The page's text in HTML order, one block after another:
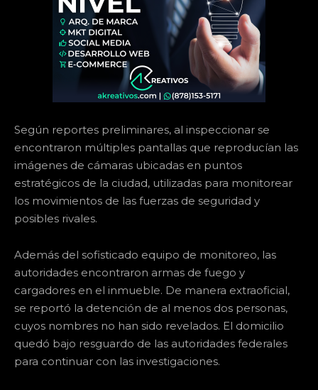
Según reportes preliminares, al inspeccionar se
encontraron múltiples pantallas que reproducían las
imágenes de cámaras ubicadas en puntos
estratégicos de la ciudad, utilizadas para monitorear
los movimientos de las fuerzas de seguridad y
posibles rivales.
Además del sofisticado equipo de monitoreo, las
autoridades encontraron armas de fuego y
cargadores en el inmueble. De manera extraoficial,
se reportó la detención de al menos dos personas,
cuyos nombres no han sido revelados. El domicilio
quedó bajo resguardo de las autoridades federales
para continuar con las investigaciones.